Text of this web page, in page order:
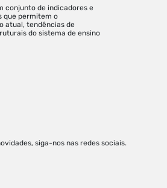
conjunto de indicadores e
que permitem o
atual, tendências de
do sistema de ensino
siga-nos nas redes sociais.